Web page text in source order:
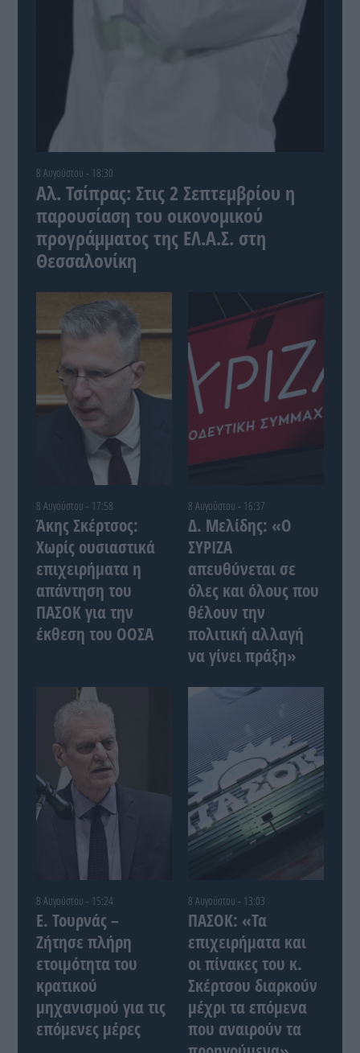
8 Αυγούστου - 18:30
Αλ. Τσίπρας: Στις 2 Σεπτεμβρίου η
παρουσίαση του οικονομικού
προγράμματος της ΕΛ.Α.Σ. στη
Θεσσαλονίκη
8 Αυγούστου - 17:58
Άκης Σκέρτσος:
Χωρίς ουσιαστικά
επιχειρήματα η
απάντηση του
ΠΑΣΟΚ για την
έκθεση του ΟΟΣΑ
8 Αυγούστου - 16:37
Δ. Μελίδης: «Ο
ΣΥΡΙΖΑ
απευθύνεται σε
όλες και όλους που
θέλουν την
πολιτική αλλαγή
να γίνει πράξη»
8 Αυγούστου - 15:24
Ε. Τουρνάς –
Ζήτησε πλήρη
ετοιμότητα του
κρατικού
μηχανισμού για τις
επόμενες μέρες
8 Αυγούστου - 13:03
ΠΑΣΟΚ: «Τα
επιχειρήματα και
οι πίνακες του κ.
Σκέρτσου διαρκούν
μέχρι τα επόμενα
που αναιρούν τα